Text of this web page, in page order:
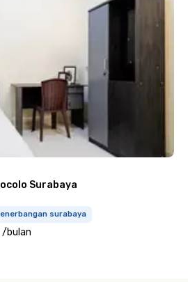
Surabaya
surabaya
/bulan